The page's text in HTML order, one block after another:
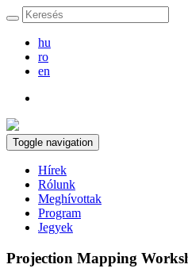
hu
ro
en
Toggle navigation
Hírek
Rólunk
Meghívottak
Program
Jegyek
Projection Mapping